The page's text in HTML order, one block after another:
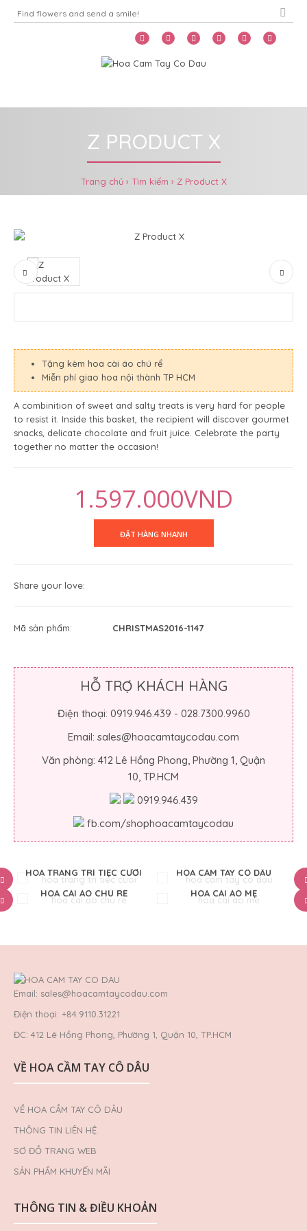
Z PRODUCT X
Trang chủ Tìm kiếm Z Product X
Tặng kèm hoa cài áo chú rể
Miễn phí giao hoa nội thành TP HCM
A combinition of sweet and salty treats is very hard for people
to resist it. Inside this basket, the recipient will discover gourmet
snacks, delicate chocolate and fruit juice. Celebrate the party
together no matter the occasion!
1.597.000VND
Share your love:
Mã sản phẩm: CHRISTMAS2016-1147
HỖ TRỢ KHÁCH HÀNG
Điện thoại: 0919.946.439 - 028.7300.9960
Email: sales@hoacamtaycodau.com
Văn phòng: 412 Lê Hồng Phong, Phường 1, Quận
10, TP.HCM
0919.946.439
fb.com/shophoacamtaycodau
HOA TRANG TRÍ TIỆC CƯỚI
HOA CẦM TAY CÔ DÂU
HOA CÀI ÁO CHÚ RỂ
HOA CÀI ÁO MẸ
Email: sales@hoacamtaycodau.com
Điện thoại: +84.9110.31221
ĐC: 412 Lê Hồng Phong, Phường 1, Quận 10, TP.HCM
VỀ HOA CẦM TAY CÔ DÂU
VỀ HOA CẦM TAY CÔ DÂU
THÔNG TIN LIÊN HỆ
SƠ ĐỒ TRANG WEB
SẢN PHẨM KHUYẾN MÃI
THÔNG TIN & ĐIỀU KHOẢN